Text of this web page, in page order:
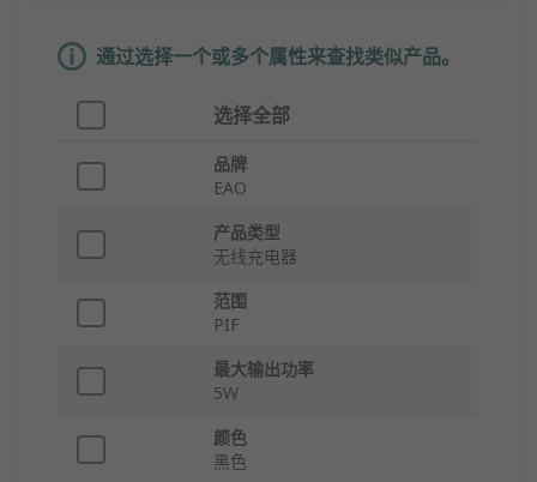
通过选择一个或多个属性来查找类似产品。
选择全部
品牌
EAO
产品类型
无线充电器
范围
PIF
最大输出功率
5W
颜色
黑色